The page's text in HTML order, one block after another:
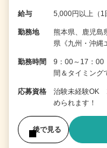
給与 5,000円以上（
勤務地
熊本県、鹿児島
県《九州・沖縄
勤務時間
9：00～17：00
間＆タイミング
応募資格
治験未経験OK
められます！
後で見る